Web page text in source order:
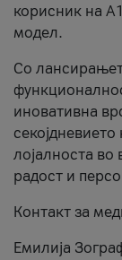
корисник на
модел.
Со
иновативна
лојалноста во
радост и
Контакт за
Емилија